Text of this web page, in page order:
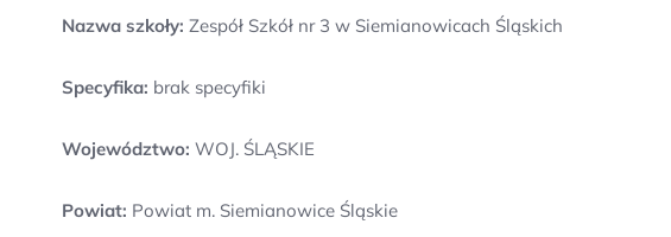
Nazwa szkoły: Zespół Szkół nr 3 w Siemianowicach Śląskich
Specyfika: brak specyfiki
Województwo: WOJ. ŚLĄSKIE
Powiat: Powiat m. Siemianowice Śląskie